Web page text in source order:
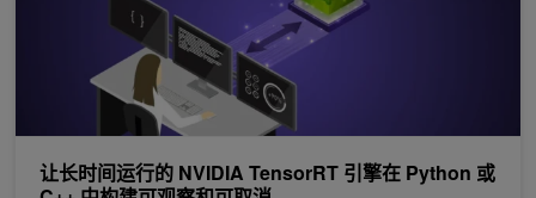
让长时间运行的 NVIDIA TensorRT 引擎在 Python 或